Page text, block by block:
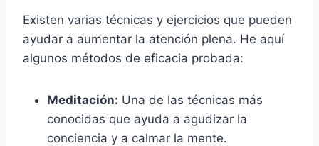
Existen varias técnicas y ejercicios que pueden
ayudar a aumentar la atención plena. He aquí
algunos métodos de eficacia probada:
Meditación: Una de las técnicas más
conocidas que ayuda a agudizar la
conciencia y a calmar la mente.